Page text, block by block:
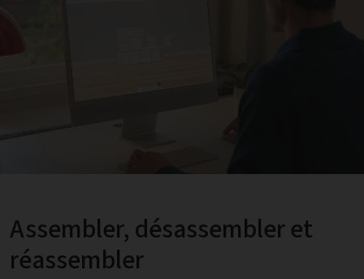
Assembler, désassembler et
réassembler